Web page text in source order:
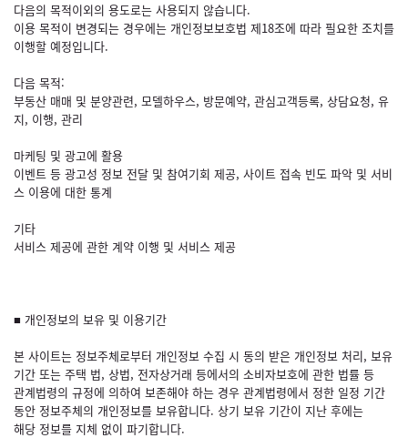
다음의 목적이외의 용도로는 사용되지 않습니다.
이용 목적이 변경되는 경우에는 개인정보보호법 제18조에 따라 필요한 조치를
이행할 예정입니다.
다음 목적:
부동산 매매 및 분양관련, 모델하우스, 방문예약, 관심고객등록, 상담요청, 유
지, 이행, 관리
마케팅 및 광고에 활용
이벤트 등 광고성 정보 전달 및 참여기회 제공, 사이트 접속 빈도 파악 및 서비
스 이용에 대한 통계
기타
서비스 제공에 관한 계약 이행 및 서비스 제공
■ 개인정보의 보유 및 이용기간
본 사이트는 정보주체로부터 개인정보 수집 시 동의 받은 개인정보 처리, 보유
기간 또는 주택 법, 상법, 전자상거래 등에서의 소비자보호에 관한 법률 등
관계법령의 규정에 의하여 보존해야 하는 경우 관계법령에서 정한 일정 기간
동안 정보주체의 개인정보를 보유합니다. 상기 보유 기간이 지난 후에는
해당 정보를 지체 없이 파기합니다.